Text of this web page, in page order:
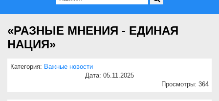
«РАЗНЫЕ МНЕНИЯ - ЕДИНАЯ
НАЦИЯ»
Категория: Важные новости
Дата: 05.11.2025
Просмотры: 364